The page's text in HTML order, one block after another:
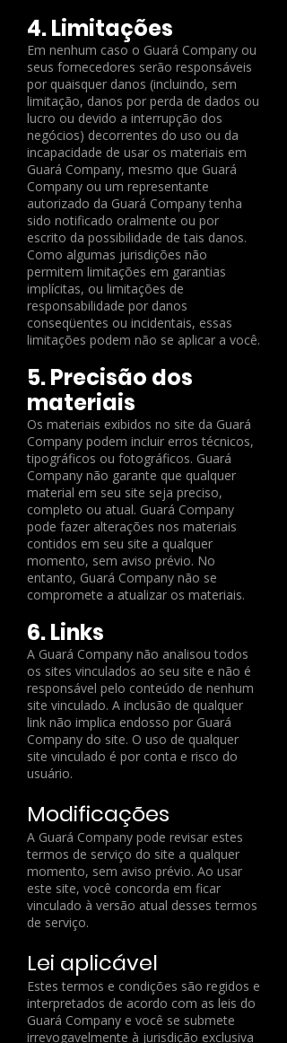
4. Limitações
Em nenhum caso o Guará Company ou
seus fornecedores serão responsáveis ​​
por quaisquer danos (incluindo, sem
limitação, danos por perda de dados ou
lucro ou devido a interrupção dos
negócios) decorrentes do uso ou da
incapacidade de usar os materiais em
Guará Company, mesmo que Guará
Company ou um representante
autorizado da Guará Company tenha
sido notificado oralmente ou por
escrito da possibilidade de tais danos.
Como algumas jurisdições não
permitem limitações em garantias
implícitas, ou limitações de
responsabilidade por danos
conseqüentes ou incidentais, essas
limitações podem não se aplicar a você.
5. Precisão dos
materiais
Os materiais exibidos no site da Guará
Company podem incluir erros técnicos,
tipográficos ou fotográficos. Guará
Company não garante que qualquer
material em seu site seja preciso,
completo ou atual. Guará Company
pode fazer alterações nos materiais
contidos em seu site a qualquer
momento, sem aviso prévio. No
entanto, Guará Company não se
compromete a atualizar os materiais.
6. Links
A Guará Company não analisou todos
os sites vinculados ao seu site e não é
responsável pelo conteúdo de nenhum
site vinculado. A inclusão de qualquer
link não implica endosso por Guará
Company do site. O uso de qualquer
site vinculado é por conta e risco do
usuário.
Modificações
A Guará Company pode revisar estes
termos de serviço do site a qualquer
momento, sem aviso prévio. Ao usar
este site, você concorda em ficar
vinculado à versão atual desses termos
de serviço.
Lei aplicável
Estes termos e condições são regidos e
interpretados de acordo com as leis do
Guará Company e você se submete
irrevogavelmente à jurisdição exclusiva